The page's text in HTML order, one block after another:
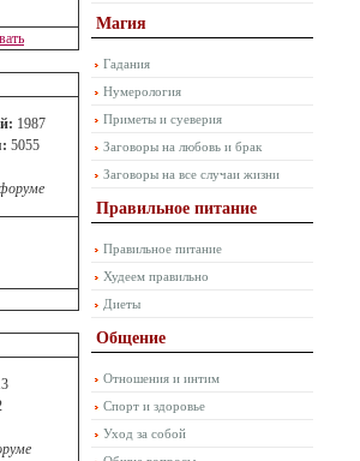
1987
5055
Магия
Гадания
Нумерология
Приметы и суеверия
Заговоры на любовь и брак
Заговоры на все случаи жизни
Правильное питание
Правильное питание
Худеем правильно
Диеты
Общение
Отношения и интим
Спорт и здоровье
Уход за собой